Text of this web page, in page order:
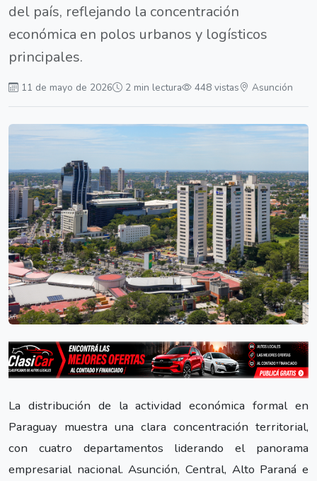
del país, reflejando la concentración
económica en polos urbanos y logísticos
principales.
11 de mayo de 2026 2 min lectura 448 vistas Asunción
La distribución de la actividad económica formal en
Paraguay muestra una clara concentración territorial,
con cuatro departamentos liderando el panorama
empresarial nacional. Asunción, Central, Alto Paraná e